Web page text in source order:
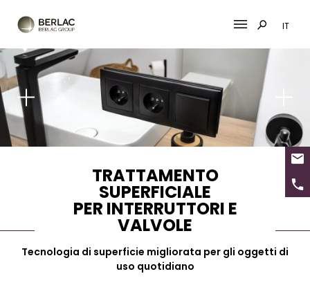
Skip
to
content
IT
TRATTAMENTO
SUPERFICIALE
PER INTERRUTTORI E
VALVOLE
Tecnologia di superficie migliorata per gli oggetti di
uso quotidiano